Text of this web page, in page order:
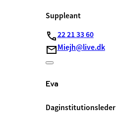
Suppleant
22 21 33 60
Miejh@live.dk
Eva
Daginstitutionsleder